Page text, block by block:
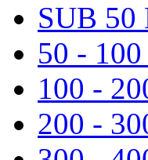
SUB 50
50 -
100 -
200 -